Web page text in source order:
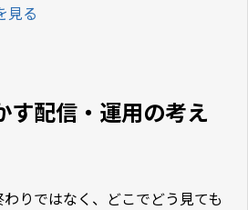
見る
す配信・運用の考え
りではなく、どこでどう見ても